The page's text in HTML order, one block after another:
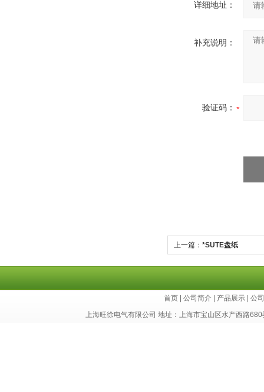
详细地址：
补充说明：
验证码：
上一篇： *SUTE盘纸
首页 |公司简介 产品展示 |公
上海旺徐电气有限公司 地址：上海市宝山区水产西路